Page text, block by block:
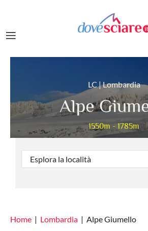
LC | Lombardia
Alpe
1550m - 1785m
Home Lombardia Alpe Giumello